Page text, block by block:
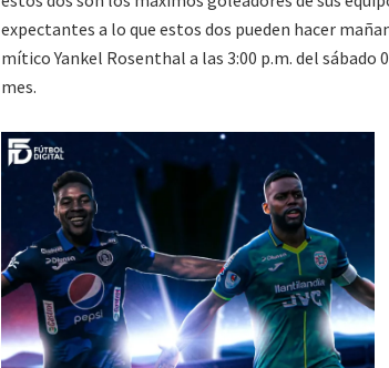
expectantes a lo que estos dos pueden hacer
mítico Yankel Rosenthal a las 3:00 p.m. del
mes.